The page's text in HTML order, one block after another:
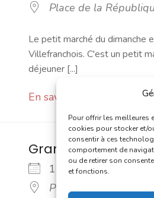
Pour offrir les meilleures
cookies pour stocker et/
consentir à ces
comportement de
ou de retirer son
et fonctions.
Place de la
Le petit marché du dimanche
Villefranchois. C'est un petit
déjeuner [...]
En savoir plus
Grand marché du
14 octobre 2027
Place Notre-Dame